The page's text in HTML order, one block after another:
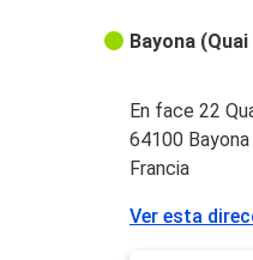
Bayona
En face 22
64100 Bayona
Francia
Ver esta